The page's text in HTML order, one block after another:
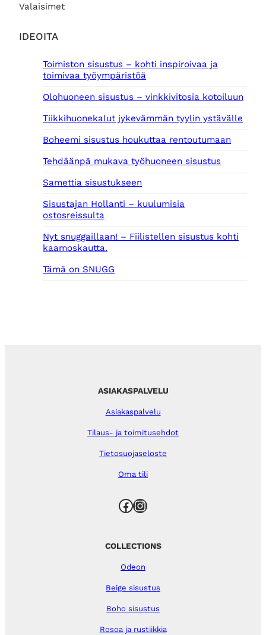
Valaisimet
IDEOITA
Toimiston sisustus – kohti inspiroivaa ja
toimivaa työympäristöä
Olohuoneen sisustus – vinkkivitosia kotoiluun
Tiikkihuonekalut jykevämmän tyylin ystävälle
Boheemi sisustus houkuttaa rentoutumaan
Tehdäänpä mukava työhuoneen sisustus
Samettia sisustukseen
Sisustajan Hollanti – kuulumisia
ostosreissulta
Nyt snuggaillaan! – Fiilistellen sisustus kohti
kaamoskautta.
Tämä on SNUGG
ASIAKASPALVELU
Asiakaspalvelu
Tilaus- ja toimitusehdot
Tietosuojaseloste
Oma tili
Facebook Instagram
COLLECTIONS
Odeon
Beige sisustus
Boho sisustus
Rosoa ja rustiikkia